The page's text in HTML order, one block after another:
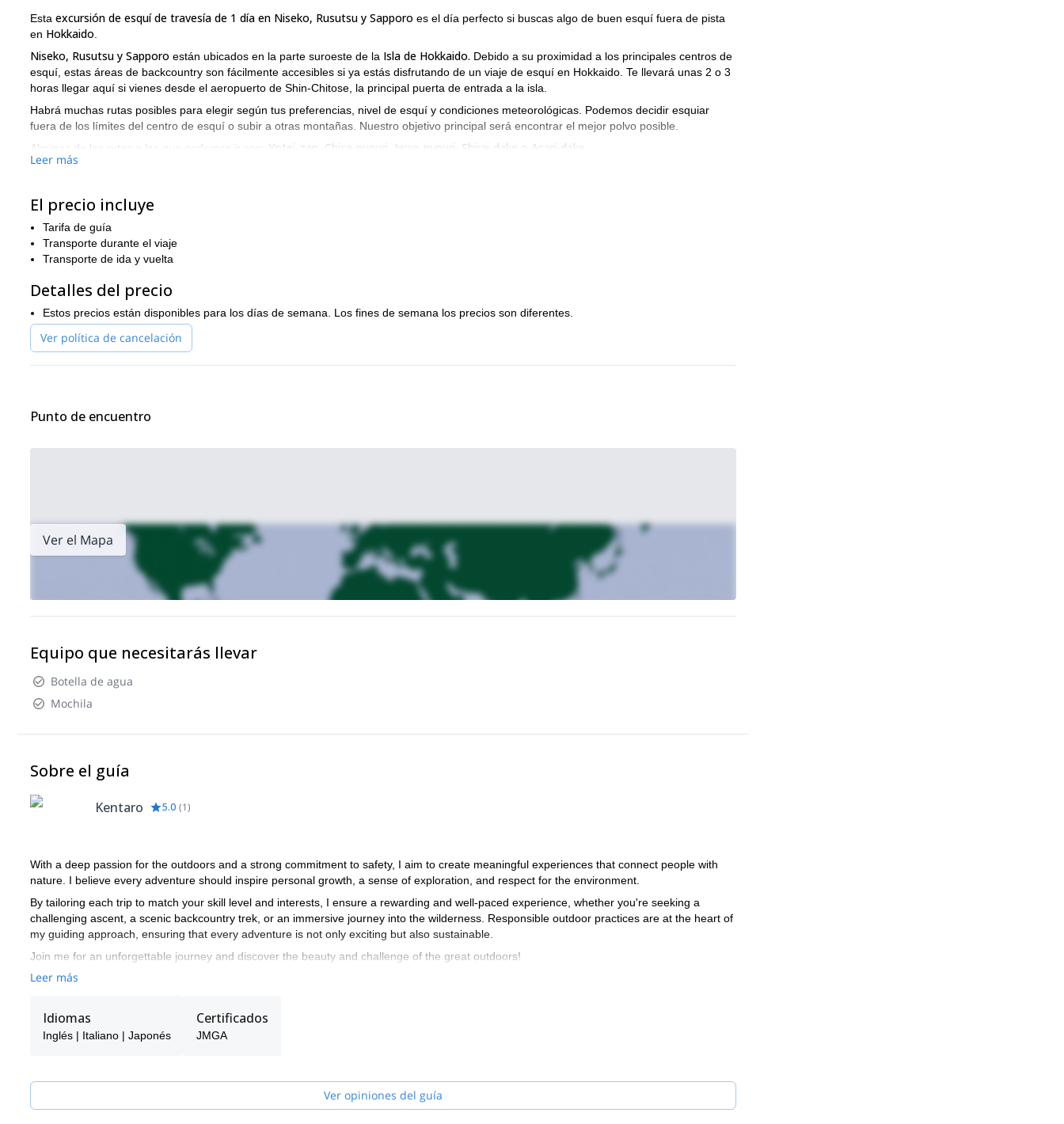
Esta excursión de esquí de travesía de 1 día en Niseko, Rusutsu y Sapporo es el día perfecto si buscas algo de buen esquí fuera de pista
en Hokkaido
Niseko, Rusutsu y Sapporo están ubicados en la parte suroeste de la Isla de Hokkaido. Debido a su proximidad a los principales centros de
esquí, estas áreas de backcountry son fácilmente accesibles si ya estás disfrutando de un viaje de esquí en Hokkaido. Te llevará unas 2 o 3
horas llegar aquí si vienes desde el aeropuerto de Shin-Chitose, la principal puerta de entrada a la isla.
Habrá muchas rutas posibles para elegir según tus preferencias, nivel de esquí y condiciones meteorológicas. Podemos decidir esquiar
fuera de los límites del centro de esquí o subir a otras montañas. Nuestro objetivo principal será encontrar el mejor polvo posible.
Algunas de las rutas a las que podemos ir son: Yotei-zan, Chise-nupuri, Iwao-nupuri, Shirai-dake o Asari-dake.
¿Suena como una increíble aventura? ¡Lo es! Envíame una solicitud ahora y comenzaremos a planificar tu visita a este increíble lugar en
Y si quieres probar el esquí de travesía en un lugar diferente en Hokkaido, por favor también mira mi
Asahikawa en Hokkaido
Leer más
El precio incluye
Tarifa de guía
Transporte durante el viaje
Transporte de ida y vuelta
Detalles del precio
Estos precios están disponibles para los días de semana. Los fines de semana los precios son diferentes.
Ver política de cancelación
Punto de encuentro
Ver el Mapa
Equipo que necesitarás llevar
Botella de agua
Mochila
Sobre el guía
Kentaro 5.0 (1)
With a deep passion for the outdoors and a strong commitment to safety, I aim to create meaningful experiences that connect people with
nature. I believe every adventure should inspire personal growth, a sense of exploration, and respect for the environment.
By tailoring each trip to match your skill level and interests, I ensure a rewarding and well-paced experience, whether you're seeking a
challenging ascent, a scenic backcountry trek, or an immersive journey into the wilderness. Responsible outdoor practices are at the heart of
my guiding approach, ensuring that every adventure is not only exciting but also sustainable.
Join me for an unforgettable journey and discover the beauty and challenge of the great outdoors!
Leer más
Idiomas
Inglés | Italiano | Japonés
Certificados
JMGA
Ver opiniones del guía